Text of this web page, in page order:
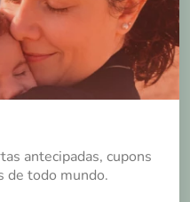
antecipadas, cupons
de todo mundo.
DOS
primeiro a avaliá-lo!